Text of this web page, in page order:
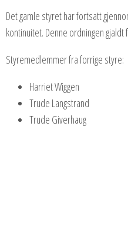
Det gamle styret har fortsatt
kontinuitet. Denne ordningen gjaldt
Styremedlemmer fra forrige styre:
Harriet Wiggen
Trude Langstrand
Trude Giverhaug